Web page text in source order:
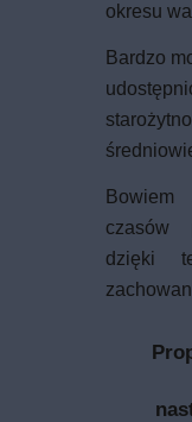
okresu
Bardzo
czasów
dzięki